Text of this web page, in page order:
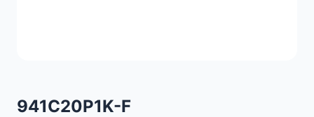
941C20P1K-F